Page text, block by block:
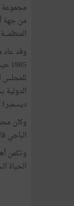
مجموعة
ديسمبر2011.
الباجي
وتكمن
الحياة